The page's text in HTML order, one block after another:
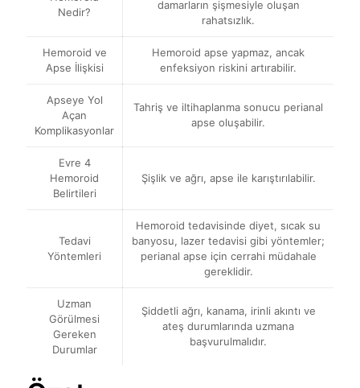
Nedir?
damarların şişmesiyle oluşan
rahatsızlık.
Hemoroid ve
Apse İlişkisi
Hemoroid apse yapmaz, ancak
enfeksiyon riskini artırabilir.
Apseye Yol
Açan
Komplikasyonlar
Tahriş ve iltihaplanma sonucu perianal
apse oluşabilir.
Evre 4
Hemoroid
Belirtileri
Şişlik ve ağrı, apse ile karıştırılabilir.
Tedavi
Yöntemleri
Hemoroid tedavisinde diyet, sıcak su
banyosu, lazer tedavisi gibi yöntemler;
perianal apse için cerrahi müdahale
gereklidir.
Uzman
Görülmesi
Gereken
Durumlar
Şiddetli ağrı, kanama, irinli akıntı ve
ateş durumlarında uzmana
başvurulmalıdır.